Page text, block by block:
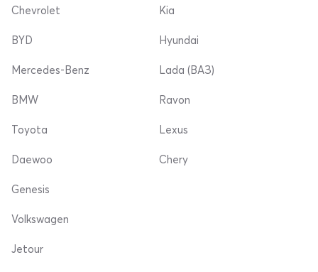
Chevrolet
BYD
Mercedes-Benz
Kia
Hyundai
Lada (ВАЗ)
BMW
Toyota
Daewoo
Ravon
Lexus
Chery
Genesis
Volkswagen
Jetour